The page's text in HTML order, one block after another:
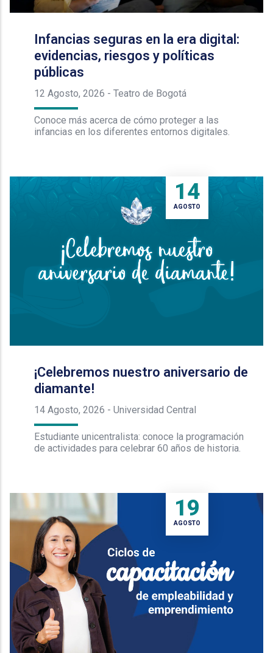
Infancias seguras en la era digital:
evidencias, riesgos y políticas
públicas
12 Agosto, 2026 - Teatro de Bogotá
Conoce más acerca de cómo proteger a las
infancias en los diferentes entornos digitales.
14
AGOSTO
¡Celebremos nuestro aniversario de
diamante!
14 Agosto, 2026 - Universidad Central
Estudiante unicentralista: conoce la programación
de actividades para celebrar 60 años de historia.
19
AGOSTO